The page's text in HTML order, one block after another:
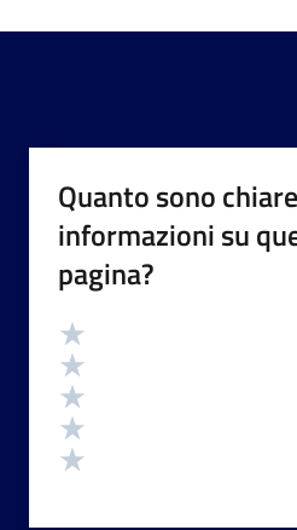
Quanto sono
informazioni su
pagina?
Valutazione